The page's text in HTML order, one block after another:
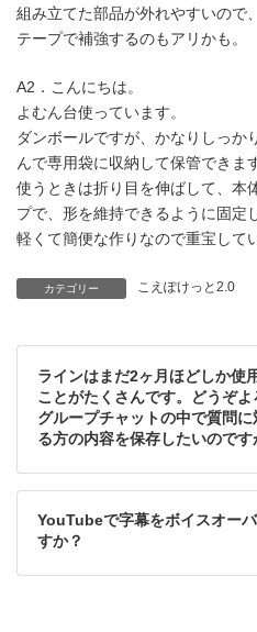
組み立てた部品が外れやすいので
テープで補強するのもアリかも。
A2．こんにちは。
よむん台使っています。
ダンボールですが、かなりしっか
んで専用袋に収納して保管できま
使うときは折り目を伸ばして、本
プで、形を維持できるように固定
軽くて簡便な作りなので重宝して
カテゴリー こえぽけっと2.0
ラインはまだ2ヶ月ほどしか使
ことがたくさんです。どうぞよ
グループチャットの中で質問
る方の内容を保存したいのです
YouTubeで字幕をボイスオー
すか？